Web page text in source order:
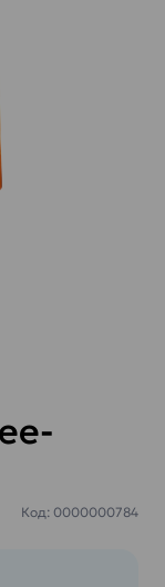
Код: 0000000784